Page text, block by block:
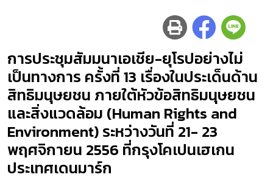
การประชุมสัมมนาเอเชีย-ยุโรปอย่างไม่
เป็นทางการ ครั้งที่ 13 เรื่องในประเด็นด้าน
สิทธิมนุษยชน ภายใต้หัวข้อสิทธิมนุษยชน
และสิ่งแวดล้อม (Human Rights and
Environment) ระหว่างวันที่ 21- 23
พฤศจิกายน 2556 ที่กรุงโคเปนเฮเกน
ประเทศเดนมาร์ก